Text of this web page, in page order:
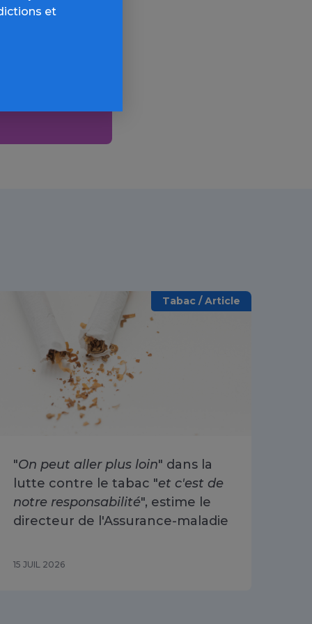
Tabac / Article
"On peut aller plus loin" dans la
lutte contre le tabac "et c'est de
notre responsabilité", estime le
directeur de l'Assurance-maladie
15 JUIL 2026
et